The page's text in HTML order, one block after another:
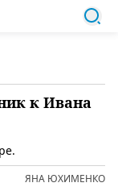
к Ивана
ЯНА ЮХИМЕНКО